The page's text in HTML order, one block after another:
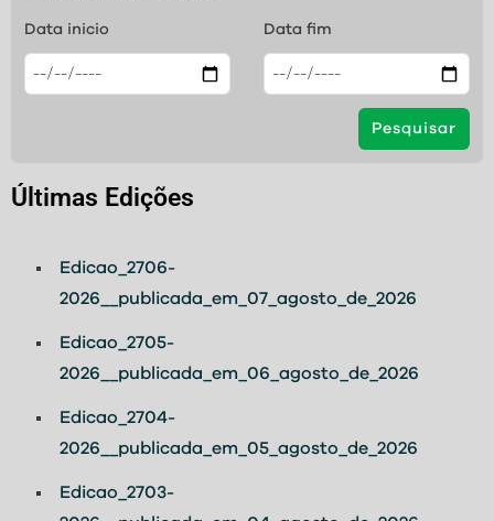
Data inicio Data fim
Pesquisar
Últimas Edições
Edicao_2706-
2026__publicada_em_07_agosto_de_2026
Edicao_2705-
2026__publicada_em_06_agosto_de_2026
Edicao_2704-
2026__publicada_em_05_agosto_de_2026
Edicao_2703-